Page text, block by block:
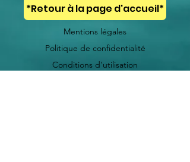
*Retour à la page d'accueil*
Mentions légales
Politique de confidentialité
Conditions d'utilisation